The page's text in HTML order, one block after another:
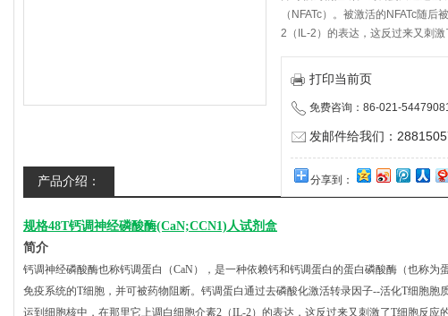
（NFATc）。被激活的NFATc随
2（IL-2）的表达，这反过来又刺激
打印当前页
免费咨询：86-021-
发邮件给我们：
分享到：
产品介绍：
规格48T钙调神经磷酸酶(CaN;CCN1)人试剂盒
简介
钙调神经磷酸酶也称钙调蛋白（CaN），是一种依赖钙和钙调蛋白的蛋白磷酸酶（也称为
免疫系统的T细胞，并可被药物阻断。钙调蛋白通过去磷酸化激活转录因子--活化T细胞胞
运到细胞核中，在那里它上调白细胞介素2（IL-2）的表达，这反过来又刺激了T细胞反应